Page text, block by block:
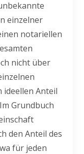
einzelner
notariellen
nicht über
ideellen Anteil
Grundbuch
den Anteil des
für jeden